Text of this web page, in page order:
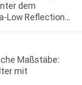
dem
Low Reflection
Maßstäbe:
mit